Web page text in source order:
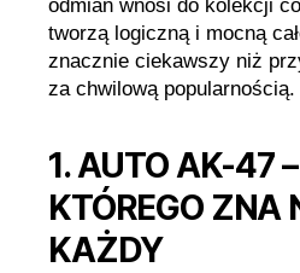
odmian wnosi do kolekcji
tworzą logiczną i mocną
znacznie ciekawszy niż
za chwilową popularnością.
1. AUTO AK-47
KTÓREGO ZNA
KAŻDY